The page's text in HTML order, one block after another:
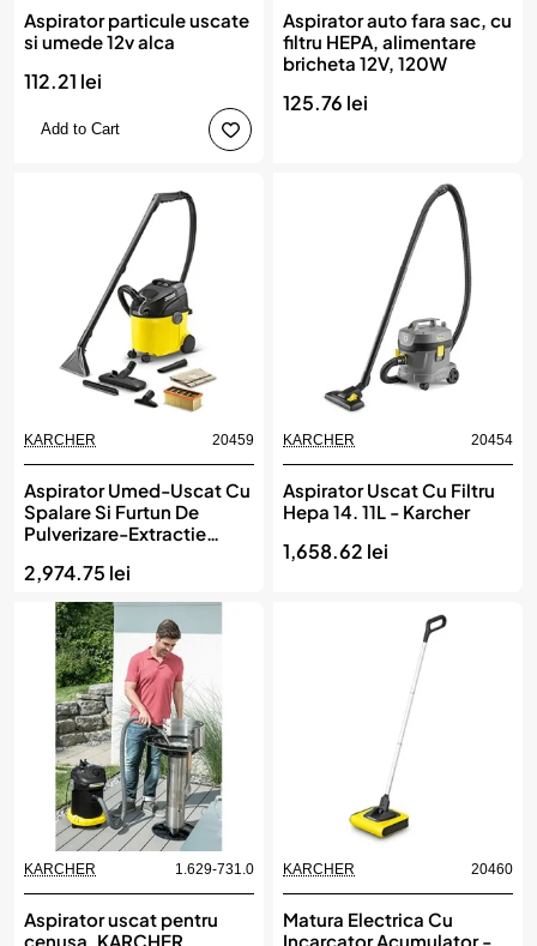
Aspirator particule uscate
si umede 12v alca
112.21 lei
Add to Cart
Aspirator auto fara sac, cu
filtru HEPA, alimentare
bricheta 12V, 120W
125.76 lei
KARCHER 20459
Aspirator Umed-Uscat Cu
Spalare Si Furtun De
Pulverizare-Extractie
2,974.75 lei
KARCHER 20454
Aspirator Uscat Cu Filtru
Hepa 14. 11L - Karcher
1,658.62 lei
KARCHER 1.629-731.0
Aspirator uscat pentru
cenusa, KARCHER
KARCHER 20460
Matura Electrica Cu
Incarcator Acumulator -